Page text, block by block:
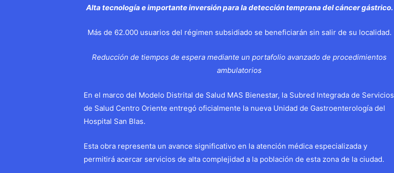
Alta tecnología e importante inversión para la detección temprana del cáncer gástrico.
Más de 62.000 usuarios del régimen subsidiado se beneficiarán sin salir de su localidad.
Reducción de tiempos de espera mediante un portafolio avanzado de procedimientos
ambulatorios
En el marco del Modelo Distrital de Salud MAS Bienestar, la Subred Integrada de Servicios
de Salud Centro Oriente entregó oficialmente la nueva Unidad de Gastroenterología del
Hospital San Blas.
Esta obra representa un avance significativo en la atención médica especializada y
permitirá acercar servicios de alta complejidad a la población de esta zona de la ciudad.